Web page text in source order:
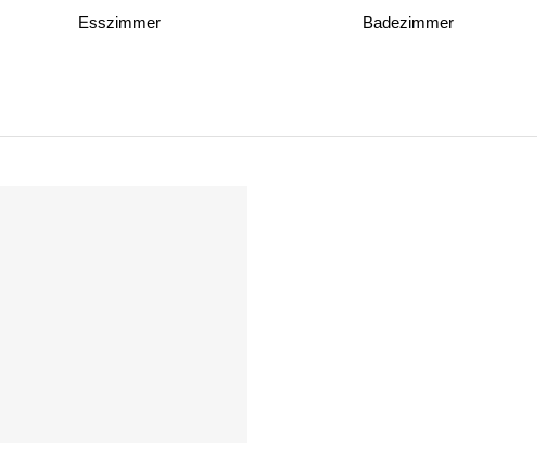
Esszimmer Badezimmer